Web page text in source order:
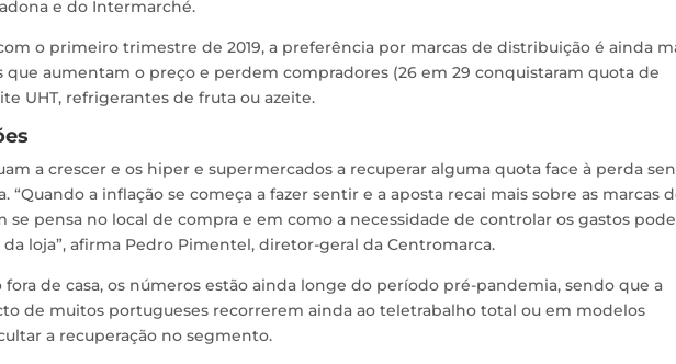
e do Intermarché.
o primeiro trimestre de 2019, a preferência por marcas de distribuição é ainda
que aumentam o preço e perdem compradores (26 em 29 conquistaram quota de
UHT, refrigerantes de fruta ou azeite.
a crescer e os hiper e supermercados a recuperar alguma quota face à perda
“Quando a inflação se começa a fazer sentir e a aposta recai mais sobre as marcas
se pensa no local de compra e em como a necessidade de controlar os gastos pode
loja”, afirma Pedro Pimentel, diretor-geral da Centromarca.
fora de casa, os números estão ainda longe do período pré-pandemia, sendo que a
de muitos portugueses recorrerem ainda ao teletrabalho total ou em modelos
a recuperação no segmento.